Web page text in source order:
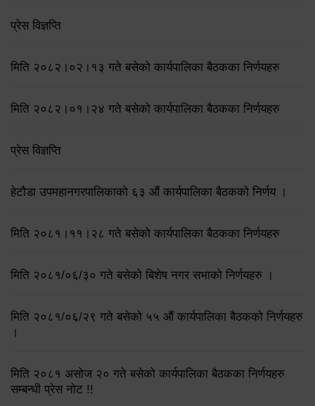
प्रेस विज्ञप्ति
मिति २०८२।०२।१३ गते बसेको कार्यपालिका बैठकका निर्णयहरु
मिति २०८२।०१।२४ गते बसेको कार्यपालिका बैठकका निर्णयहरु
प्रेस विज्ञप्ति
हेटौडा उपमहानगरपालिकाको ६३ औं कार्यपालिका बैठकको निर्णय ।
मिति २०८१।११।२८ गते बसेको कार्यपालिका बैठकका निर्णयहरु
मिति २०८१/०६/३० गते बसेको बिशेष नगर सभाको निर्णयहरु ।
मिति २०८१/०६/२९ गते बसेको ५५ औं कार्यपालिका बैठकको निर्णयहरु
।
मिति २०८१ असोज २० गते बसेको कार्यपालिका बैठकका निर्णयहरु
सम्बन्धी प्रेस नोट !!